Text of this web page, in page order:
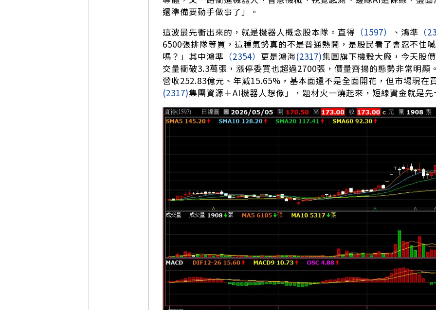
還準備要動手做事了」。
這波最先衝出來的，就是機器人概念股本隊。直得 （1597） 、鴻準 （
6500張排隊等買，這種氣勢真的不是普通熱鬧，是股民看了會忍不住
嗎？」其中鴻準 （2354） 更是鴻海(2317)集團旗下機殼大廠，今天股
交量衝破3.3萬張，漲停委買也超過2700張，價量齊揚的態勢非常明顯
營收252.83億元、年減15.65%，基本面還不是全面開花，但市場現在
(2317)集團資源＋AI機器人想像」，題材火一燒起來，短線資金就是